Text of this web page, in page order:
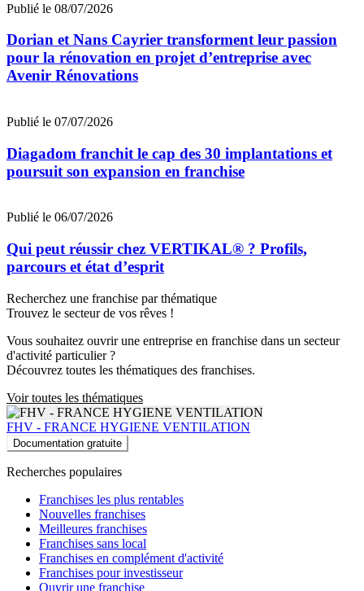
Publié le 08/07/2026
Dorian et Nans Cayrier transforment leur passion
pour la rénovation en projet d’entreprise avec
Avenir Rénovations
Publié le 07/07/2026
Diagadom franchit le cap des 30 implantations et
poursuit son expansion en franchise
Publié le 06/07/2026
Qui peut réussir chez VERTIKAL® ? Profils,
parcours et état d’esprit
Recherchez une franchise par thématique
Trouvez le secteur de vos rêves !
Vous souhaitez ouvrir une entreprise en franchise dans un secteur
d'activité particulier ?
Découvrez toutes les thématiques des franchises.
Voir toutes les thématiques
FHV - FRANCE HYGIENE VENTILATION
Documentation gratuite
Recherches populaires
Franchises les plus rentables
Nouvelles franchises
Meilleures franchises
Franchises sans local
Franchises en complément d'activité
Franchises pour investisseur
Ouvrir une franchise